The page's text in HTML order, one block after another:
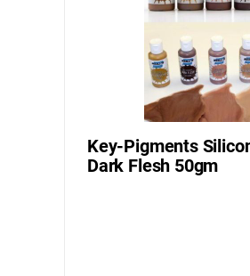
Key-Pigments
Dark Flesh 50gm